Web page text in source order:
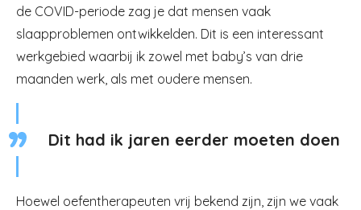
de COVID-periode zag je dat mensen vaak
slaapproblemen ontwikkelden. Dit is een interessant
werkgebied waarbij ik zowel met baby’s van drie
maanden werk, als met oudere mensen.
Dit had ik jaren eerder moeten doen
Hoewel oefentherapeuten vrij bekend zijn, zijn we vaak